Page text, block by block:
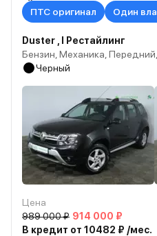
ПТС оригинал Один
Duster , I Рестайлинг
Бензин, Механика,
Черный
Цена
989 000 ₽ 914 000 ₽
В кредит от 10482 ₽ /мес.